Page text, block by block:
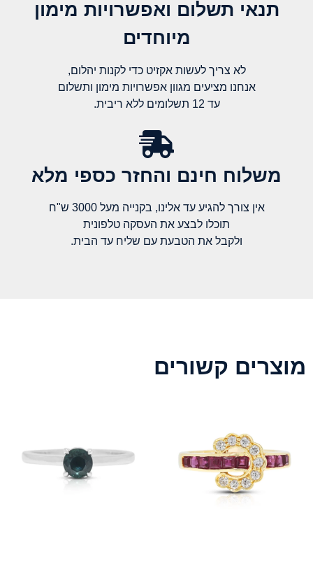
תנאי תשלום ואפשרויות מימון
מיוחדים
לא צריך לעשות אקזיט כדי לקנות יהלום,
אנחנו מציעים מגוון אפשרויות מימון ותשלום
עד 12 תשלומים ללא ריבית.
משלוח חינם והחזר כספי מלא​
אין צורך להגיע עד אלינו, בקנייה מעל 3000 ש"ח
תוכלו לבצע את העסקה טלפונית
ולקבל את הטבעת עם שליח עד הבית.
מוצרים קשורים